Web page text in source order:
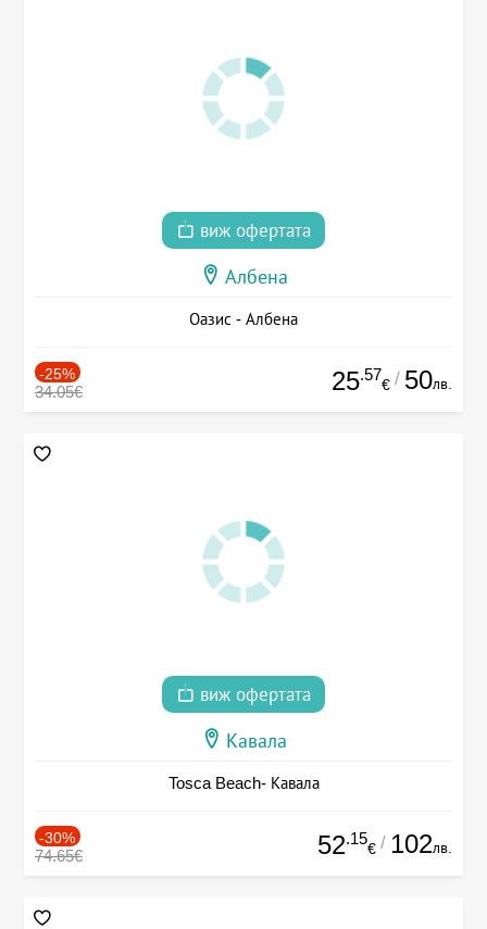
виж офертата
Албена
Оазис - Албена
-25%
34.05€ 25.57
€ / 50лв.
виж офертата
Кавала
Tosca Beach- Кавала
-30%
74.65€ 52.15
€ / 102лв.